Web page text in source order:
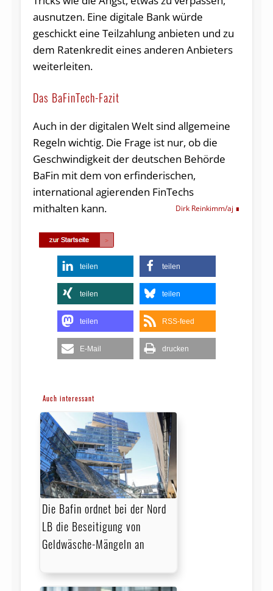
ausnutzen. Eine digitale Bank würde
geschickt eine Teilzahlung anbieten und zu
dem Ratenkredit eines anderen Anbieters
weiterleiten.
Das BaFinTech-Fazit
Auch in der digitalen Welt sind allgemeine
Regeln wichtig. Die Frage ist nur, ob die
Geschwindigkeit der deutschen Behörde
BaFin mit dem von erfinderischen,
international agierenden FinTechs
mithalten kann.
Dirk Reinkimm/aj
teilen teilen
teilen teilen
teilen RSS-feed
E-Mail drucken
Auch interessant
Die Bafin ordnet bei der Nord
LB die Beseitigung von
Geldwäsche-Mängeln an